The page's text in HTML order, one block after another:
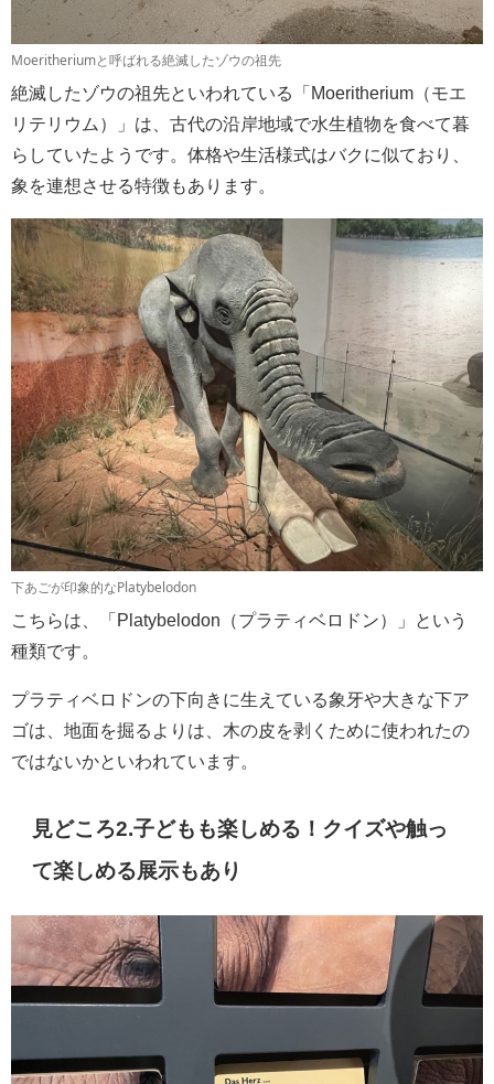
Moeritheriumと呼ばれる絶滅したゾウの祖先
絶滅したゾウの祖先といわれている「Moeritherium（モエ
リテリウム）」は、古代の沿岸地域で水生植物を食べて暮
らしていたようです。体格や生活様式はバクに似ており、
象を連想させる特徴もあります。
下あごが印象的なPlatybelodon
こちらは、「Platybelodon（プラティベロドン）」という
種類です。
プラティベロドンの下向きに生えている象牙や大きな下ア
ゴは、地面を掘るよりは、木の皮を剥くために使われたの
ではないかといわれています。
見どころ2.子どもも楽しめる！クイズや触っ
て楽しめる展示もあり